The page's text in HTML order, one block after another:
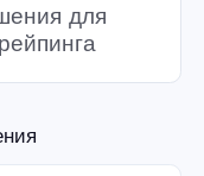
для